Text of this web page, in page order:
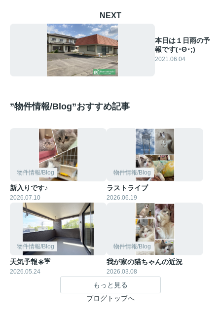
NEXT
本日は１日雨の予
報です(･Θ･;)
2021.06.04
”物件情報/Blog”おすすめ記事
物件情報/Blog
新入りです♪
2026.07.10
物件情報/Blog
ラストライブ
2026.06.19
物件情報/Blog
天気予報☀️☔
2026.05.24
物件情報/Blog
我が家の猫ちゃんの近況
2026.03.08
もっと見る
ブログトップへ